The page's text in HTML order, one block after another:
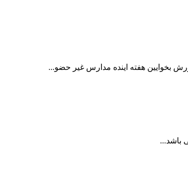
بخوایین هفته اینده مدارس غیر حضو...
باشد...